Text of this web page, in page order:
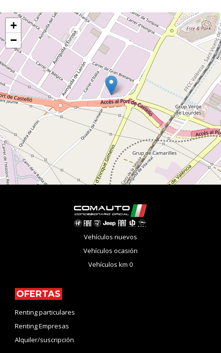
+
−
Vehículos nuevos
Vehículos ocasión
Vehículos km 0
OFERTAS
Renting particulares
Renting Empresas
Alquiler/suscripción